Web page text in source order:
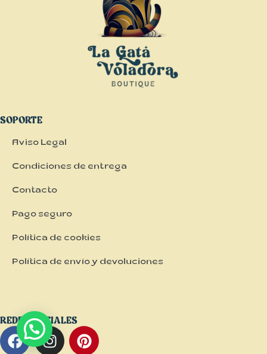
SOPORTE
Aviso Legal
Condiciones de entrega
Contacto
Pago seguro
Política de cookies
Política de envío y devoluciones
REDES SOCIALES